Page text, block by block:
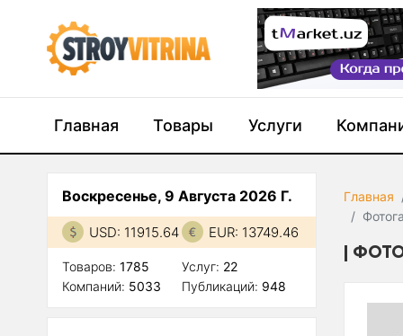
Главная Товары Услуги
Главная
Воскресенье, 9 Августа 2026 Г.
USD: 11915.64 EUR: 13749.46
Товаров: 1785
Компаний: 5033
Услуг: 22
Публикаций: 948